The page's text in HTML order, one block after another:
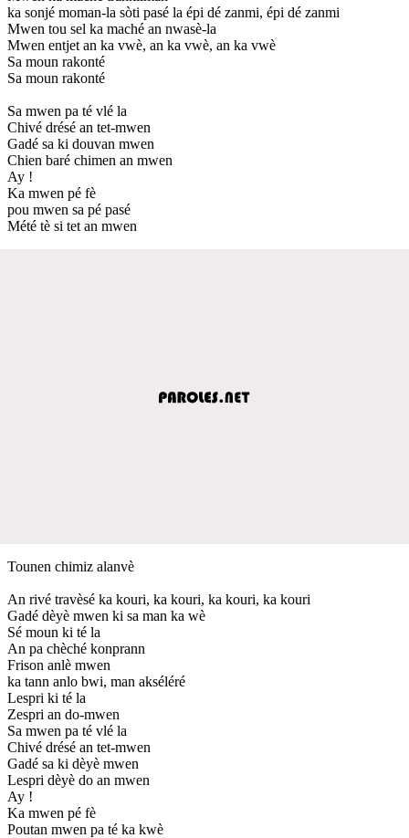
ka sonjé moman-la sòti pasé la épi dé zanmi, épi dé zanmi
Mwen tou sel ka maché an nwasè-la
Mwen entjet an ka vwè, an ka vwè, an ka vwè
Sa moun rakonté
Sa moun rakonté
Sa mwen pa té vlé la
Chivé drésé an tet-mwen
Gadé sa ki douvan mwen
Chien baré chimen an mwen
Ay !
Ka mwen pé fè
pou mwen sa pé pasé
Mété tè si tet an mwen
Tounen chimiz alanvè
An rivé travèsé ka kouri, ka kouri, ka kouri, ka kouri
Gadé dèyè mwen ki sa man ka wè
Sé moun ki té la
An pa chèché konprann
Frison anlè mwen
ka tann anlo bwi, man akséléré
Lespri ki té la
Zespri an do-mwen
Sa mwen pa té vlé la
Chivé drésé an tet-mwen
Gadé sa ki dèyè mwen
Lespri dèyè do an mwen
Ay !
Ka mwen pé fè
Poutan mwen pa té ka kwè